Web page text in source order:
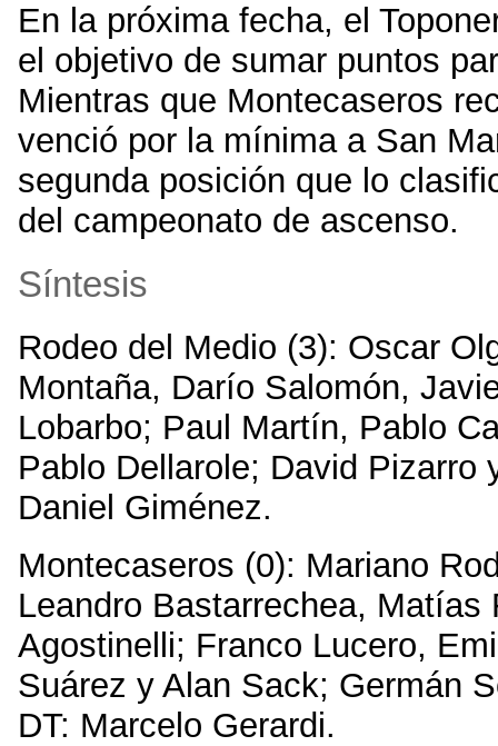
En la próxima fecha, el
el objetivo de sumar puntos
Mientras que Montecaseros
venció por la mínima a San
segunda posición que lo
del campeonato de ascenso.
Síntesis
Rodeo del Medio (3): Oscar
Montaña, Darío Salomón,
Lobarbo; Paul Martín, Pablo
Pablo Dellarole; David Pizarro
Daniel Giménez.
Montecaseros (0): Mariano
Leandro Bastarrechea, Matías
Agostinelli; Franco Lucero,
Suárez y Alan Sack; Germán
DT: Marcelo Gerardi.